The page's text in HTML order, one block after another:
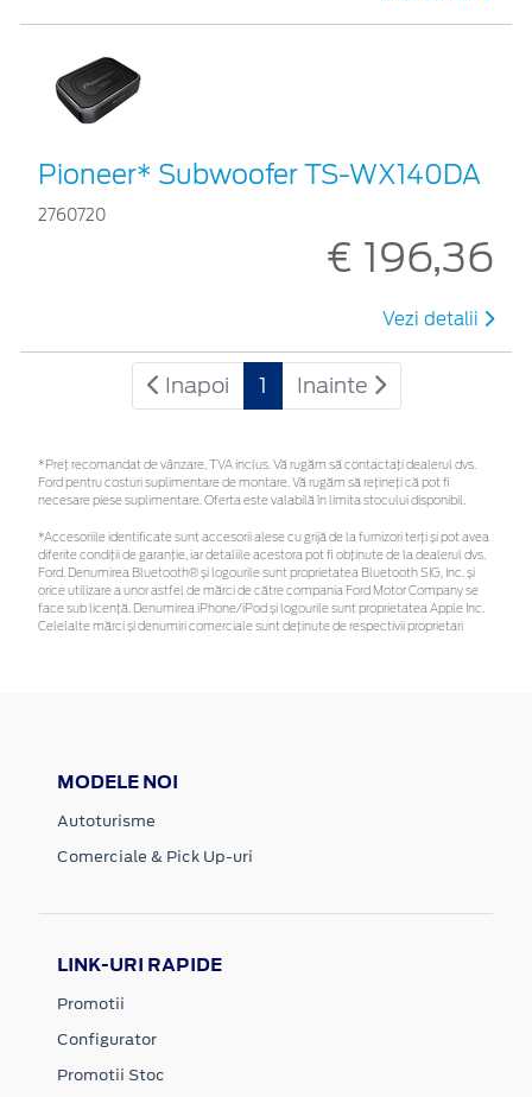
Pioneer* Subwoofer TS-WX140DA
2760720
€ 196,36
Vezi detalii
Inapoi 1 Inainte
*Preţ recomandat de vânzare, TVA inclus. Vă rugăm să contactaţi dealerul dvs.
Ford pentru costuri suplimentare de montare. Vă rugăm să rețineți că pot fi
necesare piese suplimentare. Oferta este valabilă în limita stocului disponibil.
*Accesoriile identificate sunt accesorii alese cu grijă de la furnizori terți și pot avea
diferite condiții de garanție, iar detaliile acestora pot fi obținute de la dealerul dvs.
Ford. Denumirea Bluetooth® și logourile sunt proprietatea Bluetooth SIG, Inc. și
orice utilizare a unor astfel de mărci de către compania Ford Motor Company se
face sub licență. Denumirea iPhone/iPod și logourile sunt proprietatea Apple Inc.
Celelalte mărci și denumiri comerciale sunt deținute de respectivii proprietari
MODELE NOI
Autoturisme
Comerciale & Pick Up-uri
LINK-URI RAPIDE
Promotii
Configurator
Promotii Stoc